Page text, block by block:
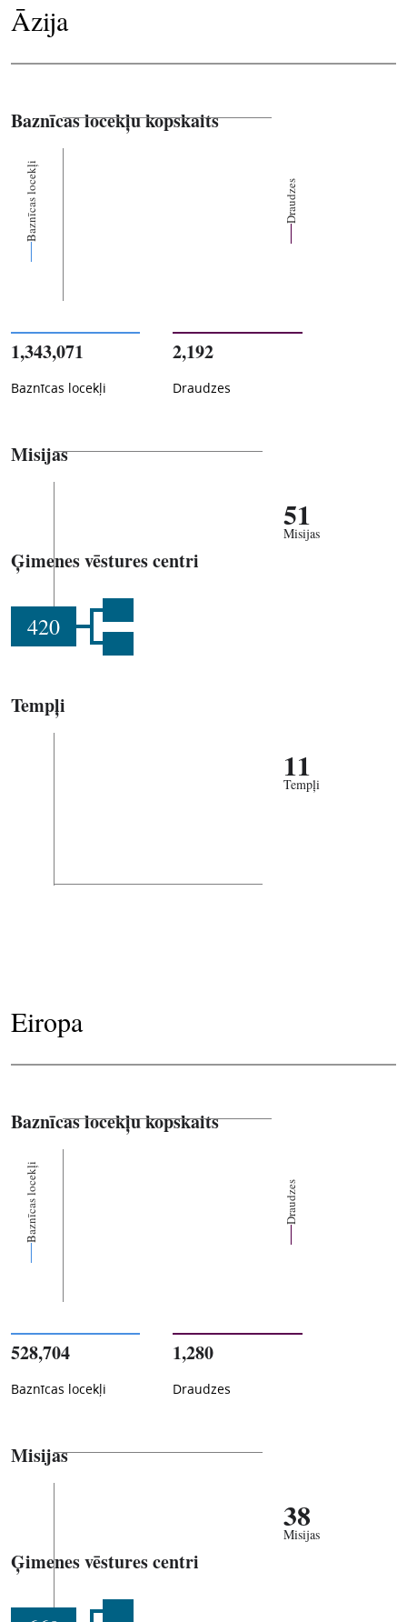
Āzija
Baznīcas locekļu kopskaits
Baznīcas locekļi Draudzes
1,343,071
Baznīcas locekļi
2,192
Draudzes
Misijas
51
Misijas
Ģimenes vēstures centri
420
Tempļi
11
Tempļi
Eiropa
Baznīcas locekļu kopskaits
Baznīcas locekļi Draudzes
528,704
Baznīcas locekļi
1,280
Draudzes
Misijas
38
Misijas
Ģimenes vēstures centri